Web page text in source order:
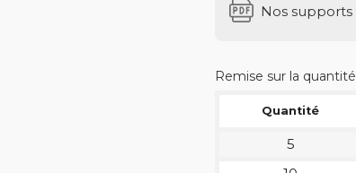
Nos supports
Remise sur la quantité
Quantité
5